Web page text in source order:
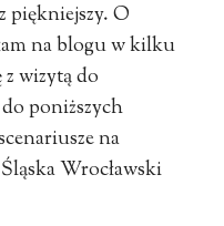
piękniejszy. O
na blogu w kilku
wizytą do
poniższych
na
Wrocławski